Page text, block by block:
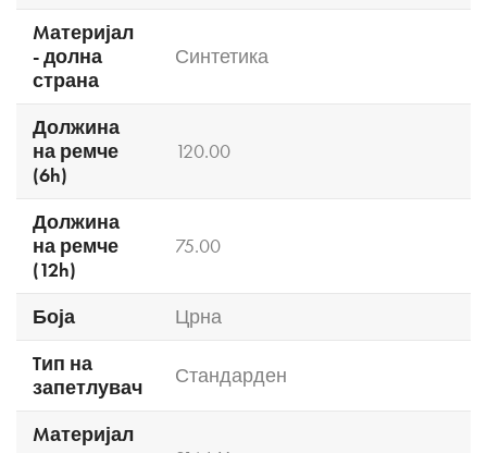
Mатеријал
- долна
страна
Синтетика
Должина
на ремче
(6h)
120.00
Должина
на ремче
(12h)
75.00
Боја
Црна
Tип на
запетлувач
Стандарден
Mатеријал